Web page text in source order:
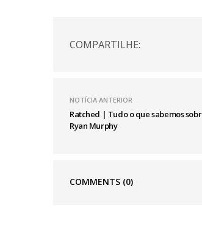
COMPARTILHE:
NOTÍCIA ANTERIOR
Ratched | Tudo o que sabemos
Ryan Murphy
COMMENTS (0)